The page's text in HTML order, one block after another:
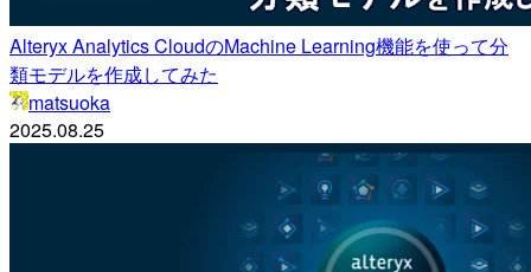
Alteryx Analytics CloudのMachine Learning機能を使って分
類モデルを作成してみた
matsuoka
2025.08.25